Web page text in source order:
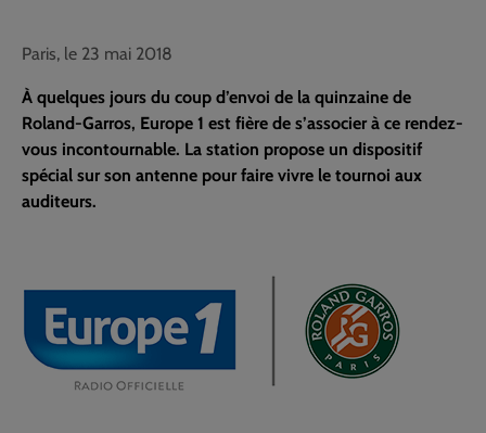
Paris, le 23 mai 2018
À quelques jours du coup d’envoi de la quinzaine de
Roland-Garros, Europe 1 est fière de s’associer à ce rendez-
vous incontournable. La station propose un dispositif
spécial sur son antenne pour faire vivre le tournoi aux
auditeurs.